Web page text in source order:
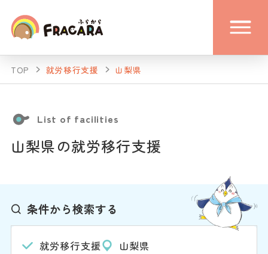
TOP 就労移行支援 山梨県
List of facilities
山梨県の就労移行支援
条件から検索する
就労移行支援 山梨県